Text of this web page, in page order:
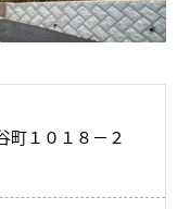
町１０１８－２